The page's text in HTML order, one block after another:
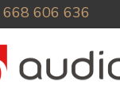
668 606 636